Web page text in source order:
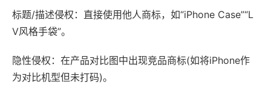
标题/描述侵权：直接使用他人商标，如“iPhone Case”“L
V风格手袋”。
隐性侵权：在产品对比图中出现竞品商标(如将iPhone作
为对比机型但未打码)。